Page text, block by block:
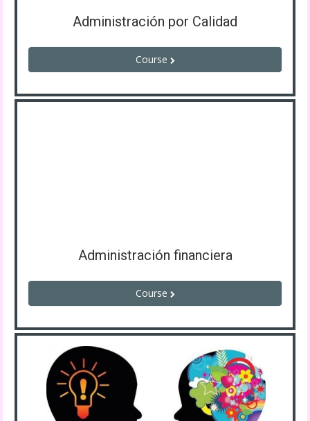
Administración por Calidad
Course
Administración financiera
Course